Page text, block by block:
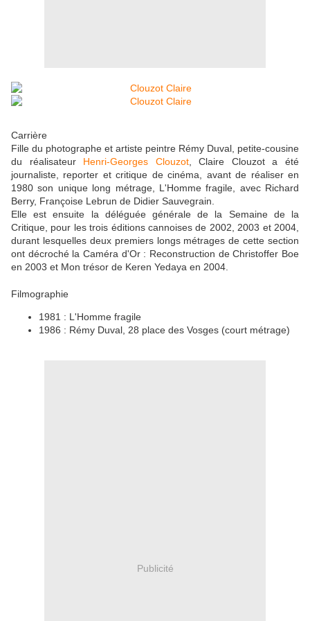
Carrière
Fille du photographe et artiste peintre Rémy Duval, petite-cousine
du réalisateur Henri-Georges Clouzot, Claire Clouzot a été
journaliste, reporter et critique de cinéma, avant de réaliser en
1980 son unique long métrage, L'Homme fragile, avec Richard
Berry, Françoise Lebrun de Didier Sauvegrain.
Elle est ensuite la déléguée générale de la Semaine de la
Critique, pour les trois éditions cannoises de 2002, 2003 et 2004,
durant lesquelles deux premiers longs métrages de cette section
ont décroché la Caméra d'Or : Reconstruction de Christoffer Boe
en 2003 et Mon trésor de Keren Yedaya en 2004.
Filmographie
1981 : L'Homme fragile
1986 : Rémy Duval, 28 place des Vosges (court métrage)
Publicité